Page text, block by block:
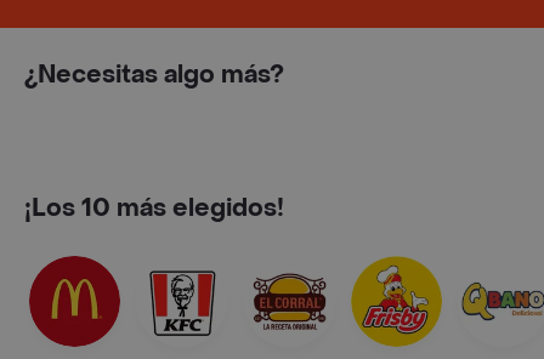
¿Necesitas algo más?
¡Los 10 más elegidos!